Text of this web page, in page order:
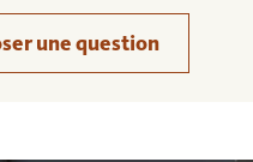
une question